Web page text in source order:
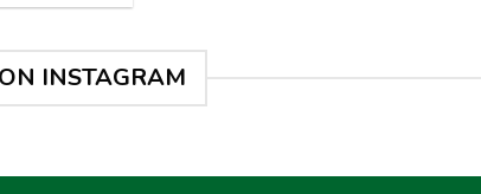
INSTAGRAM